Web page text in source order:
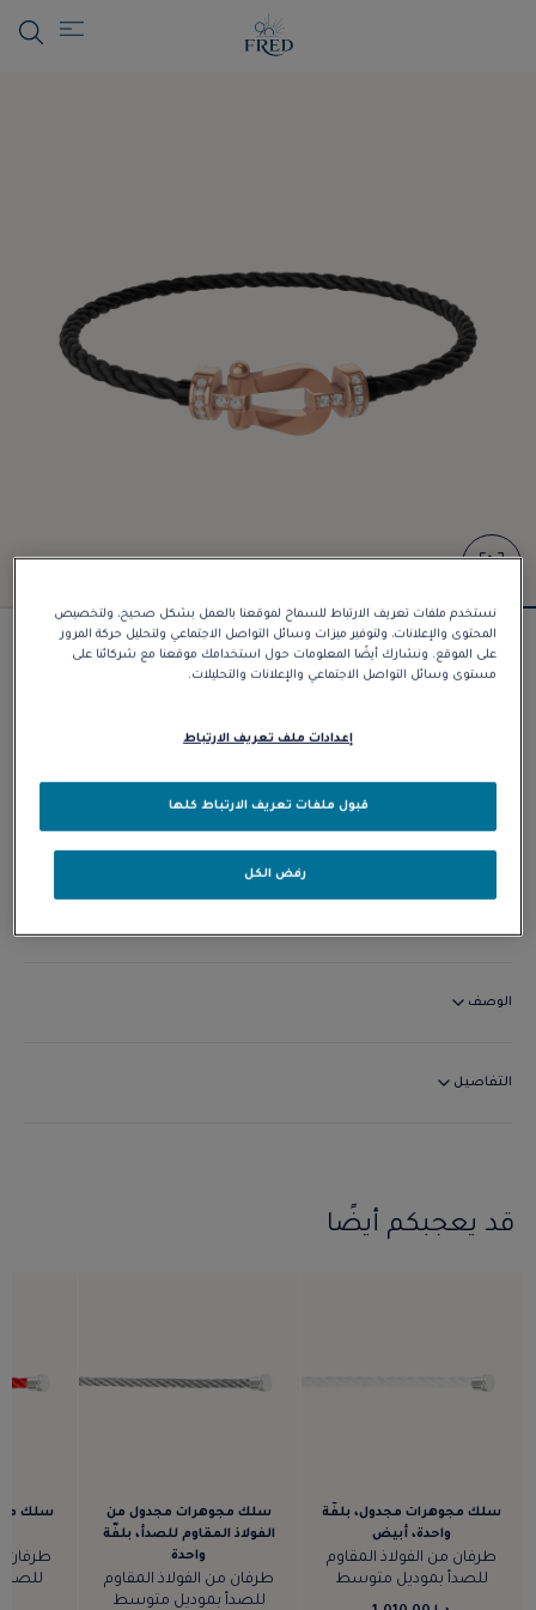
سوار Force 10
الاتصال بنا
التوافر في المتجر
الوصف
التفاصيل
قد يعجبكم أيضًا
سلك مجوهرات مجدول، بلفّة
واحدة، أبيض
طرفان من الفولاذ المقاوم
للصدأ بموديل متوسط
سلك مجوهرات مجدول من
الفولاذ المقاوم للصدأ، بلفّة
واحدة
طرفان من الفولاذ المقاوم
للصدأ بموديل متوسط
سلك
طرفان
نستخدم ملفات تعريف الارتباط للسماح لموقعنا بالعمل بشكل صحيح، ولتخصيص
المحتوى والإعلانات، ولتوفير ميزات وسائل التواصل الاجتماعي ولتحليل حركة المرور
على الموقع. ونشارك أيضًا المعلومات حول استخدامك موقعنا مع شركائنا على
مستوى وسائل التواصل الاجتماعي والإعلانات والتحليلات.
إعدادات ملف تعريف الارتباط
رفض الكل
قبول ملفات تعريف الارتباط كلها